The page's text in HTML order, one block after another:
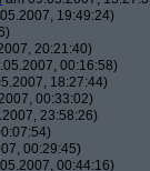
19:49:24)
20:21:40)
00:16:58)
18:27:44)
00:33:02)
23:58:26)
00:29:45)
00:44:16)